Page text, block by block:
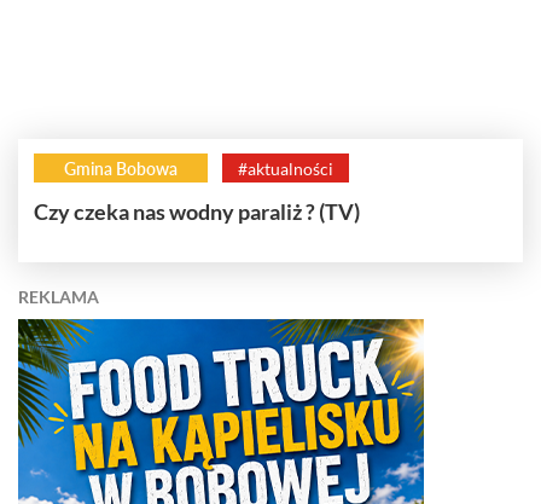
Gmina Bobowa #aktualności
Czy czeka nas wodny paraliż ? (TV)
REKLAMA